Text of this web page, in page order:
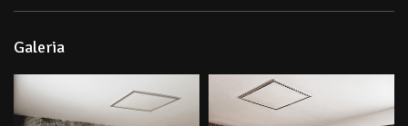
Galeria